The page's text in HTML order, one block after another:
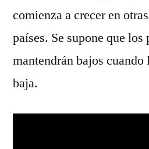
comienza a crecer en
países. Se supone que los
mantendrán bajos cuando
baja.